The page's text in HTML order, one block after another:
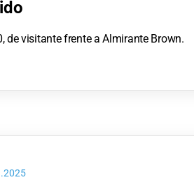
de visitante frente a Almirante Brown.